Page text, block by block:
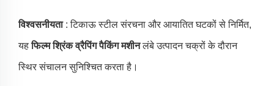
विश्वसनीयता : टिकाऊ स्टील संरचना और आयातित घटकों से निर्मित,
यहफिल्म श्रिंक व्रैपिंग पैकिंग मशीनलंबे उत्पादन चक्रों के दौरान
स्थिर संचालन सुनिश्चित करता है।